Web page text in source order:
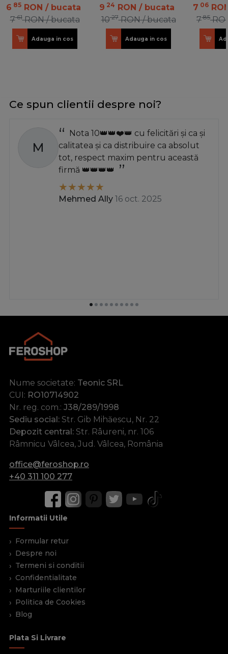
6 85 RON / bucata
761 RON / bucata
Adauga in cos
9 24 RON / bucata
1027 RON / bucata
Adauga in cos
7 06
785
Ce spun clientii despre noi?
M
Nota 10👑👑❤️👑 cu felicitări și ca și
calitatea și ca distribuire ca absolut
tot, respect maxim pentru această
firmă 👑👑👑👑
Mehmed Ally 16 oct. 2025
Nume societate: Teonic SRL
CUI: RO10714902
Nr. reg. com.: J38/289/1998
Sediu social: Str. Gib Mihăescu, Nr. 22
Depozit central: Str. Râureni, nr. 106
Râmnicu Vâlcea, Jud. Vâlcea, România
office@feroshop.ro
+40 311 100 277
Informatii Utile
Formular retur
Despre noi
Termeni si conditii
Confidentialitate
Marturiile clientilor
Politica de Cookies
Blog
Plata Si Livrare